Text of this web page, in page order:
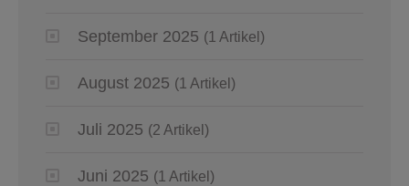
September 2025 (1 Artikel)
August 2025 (1 Artikel)
Juli 2025 (2 Artikel)
Juni 2025 (1 Artikel)